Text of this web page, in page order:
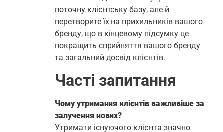
поточну клієнтську базу, але й
перетворите їх на прихильників вашого
бренду, що в кінцевому підсумку це
покращить сприйняття вашого бренду
та загальний досвід клієнтів.
Часті запитання
Чому утримання клієнтів важливіше за
залучення нових?
Утримати існуючого клієнта значно